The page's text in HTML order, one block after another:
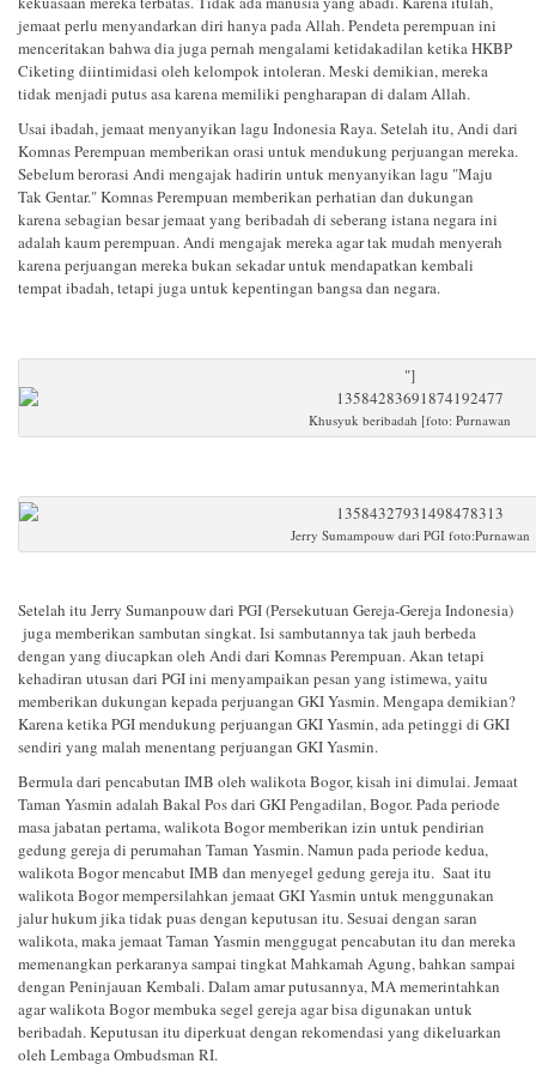
jemaat perlu menyandarkan diri hanya pada Allah. Pendeta perempuan ini
menceritakan bahwa dia juga pernah mengalami ketidakadilan ketika HKBP
Ciketing diintimidasi oleh kelompok intoleran. Meski demikian, mereka
tidak menjadi putus asa karena memiliki pengharapan di dalam Allah.
Usai ibadah, jemaat menyanyikan lagu Indonesia Raya. Setelah itu, Andi dari
Komnas Perempuan memberikan orasi untuk mendukung perjuangan mereka.
Sebelum berorasi Andi mengajak hadirin untuk menyanyikan lagu "Maju
Tak Gentar." Komnas Perempuan memberikan perhatian dan dukungan
karena sebagian besar jemaat yang beribadah di seberang istana negara ini
adalah kaum perempuan. Andi mengajak mereka agar tak mudah menyerah
karena perjuangan mereka bukan sekadar untuk mendapatkan kembali
tempat ibadah, tetapi juga untuk kepentingan bangsa dan negara.
"]
Khusyuk beribadah [foto: Purnawan
Jerry Sumampouw dari PGI foto:Purnawan
Setelah itu Jerry Sumanpouw dari PGI (Persekutuan Gereja-Gereja Indonesia)
juga memberikan sambutan singkat. Isi sambutannya tak jauh berbeda
dengan yang diucapkan oleh Andi dari Komnas Perempuan. Akan tetapi
kehadiran utusan dari PGI ini menyampaikan pesan yang istimewa, yaitu
memberikan dukungan kepada perjuangan GKI Yasmin. Mengapa demikian?
Karena ketika PGI mendukung perjuangan GKI Yasmin, ada petinggi di GKI
sendiri yang malah menentang perjuangan GKI Yasmin.
Bermula dari pencabutan IMB oleh walikota Bogor, kisah ini dimulai. Jemaat
Taman Yasmin adalah Bakal Pos dari GKI Pengadilan, Bogor. Pada periode
masa jabatan pertama, walikota Bogor memberikan izin untuk pendirian
gedung gereja di perumahan Taman Yasmin. Namun pada periode kedua,
walikota Bogor mencabut IMB dan menyegel gedung gereja itu. Saat itu
walikota Bogor mempersilahkan jemaat GKI Yasmin untuk menggunakan
jalur hukum jika tidak puas dengan keputusan itu. Sesuai dengan saran
walikota, maka jemaat Taman Yasmin menggugat pencabutan itu dan mereka
memenangkan perkaranya sampai tingkat Mahkamah Agung, bahkan sampai
dengan Peninjauan Kembali. Dalam amar putusannya, MA memerintahkan
agar walikota Bogor membuka segel gereja agar bisa digunakan untuk
beribadah. Keputusan itu diperkuat dengan rekomendasi yang dikeluarkan
oleh Lembaga Ombudsman RI.